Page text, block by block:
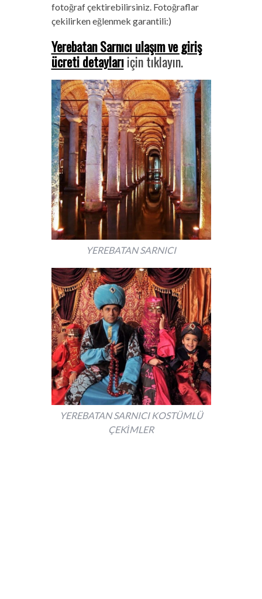
fotoğraf çektirebilirsiniz. Fotoğraflar
çekilirken eğlenmek garantili:)
Yerebatan Sarnıcı ulaşım ve giriş
ücreti detayları için tıklayın.
YEREBATAN SARNICI
YEREBATAN SARNICI KOSTÜMLÜ
ÇEKİMLER